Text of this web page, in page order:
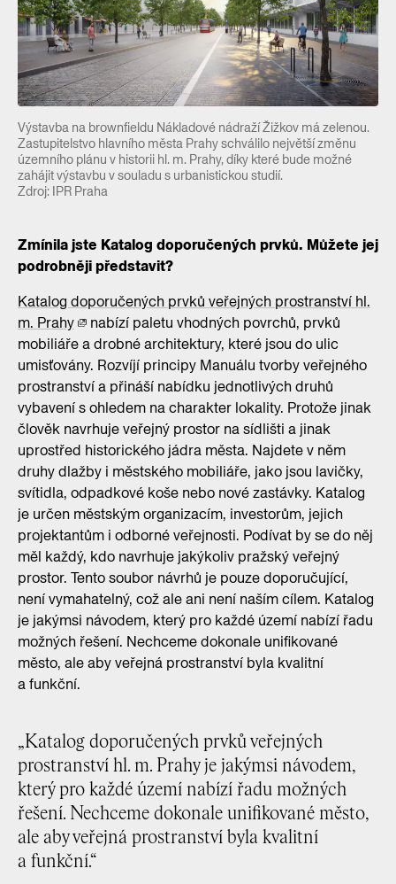
Výstavba na brownfieldu Nákladové nádraží Žižkov má zelenou.
Zastupitelstvo hlavního města Prahy schválilo největší změnu
územního plánu v historii hl. m. Prahy, díky které bude možné
zahájit výstavbu v souladu s urbanistickou studií.
Zdroj: IPR Praha
Zmínila jste Katalog doporučených prvků. Můžete jej
podrobněji představit?
Katalog doporučených prvků veřejných prostranství hl.
m. Prahy
nabízí paletu vhodných povrchů, prvků
mobiliáře a drobné architektury, které jsou do ulic
umisťovány. Rozvíjí principy Manuálu tvorby veřejného
prostranství a přináší nabídku jednotlivých druhů
vybavení s ohledem na charakter lokality. Protože jinak
člověk navrhuje veřejný prostor na sídlišti a jinak
uprostřed historického jádra města. Najdete v něm
druhy dlažby i městského mobiliáře, jako jsou lavičky,
svítidla, odpadkové koše nebo nové zastávky. Katalog
je určen městským organizacím, investorům, jejich
projektantům i odborné veřejnosti. Podívat by se do něj
měl každý, kdo navrhuje jakýkoliv pražský veřejný
prostor. Tento soubor návrhů je pouze doporučující,
není vymahatelný, což ale ani není naším cílem. Katalog
je jakýmsi návodem, který pro každé území nabízí řadu
možných řešení. Nechceme dokonale unifikované
město, ale aby veřejná prostranství byla kvalitní
a funkční.
„Katalog doporučených prvků veřejných
prostranství hl. m. Prahy je jakýmsi návodem,
který pro každé území nabízí řadu možných
řešení. Nechceme dokonale unifikované město,
ale aby veřejná prostranství byla kvalitní
a funkční.“